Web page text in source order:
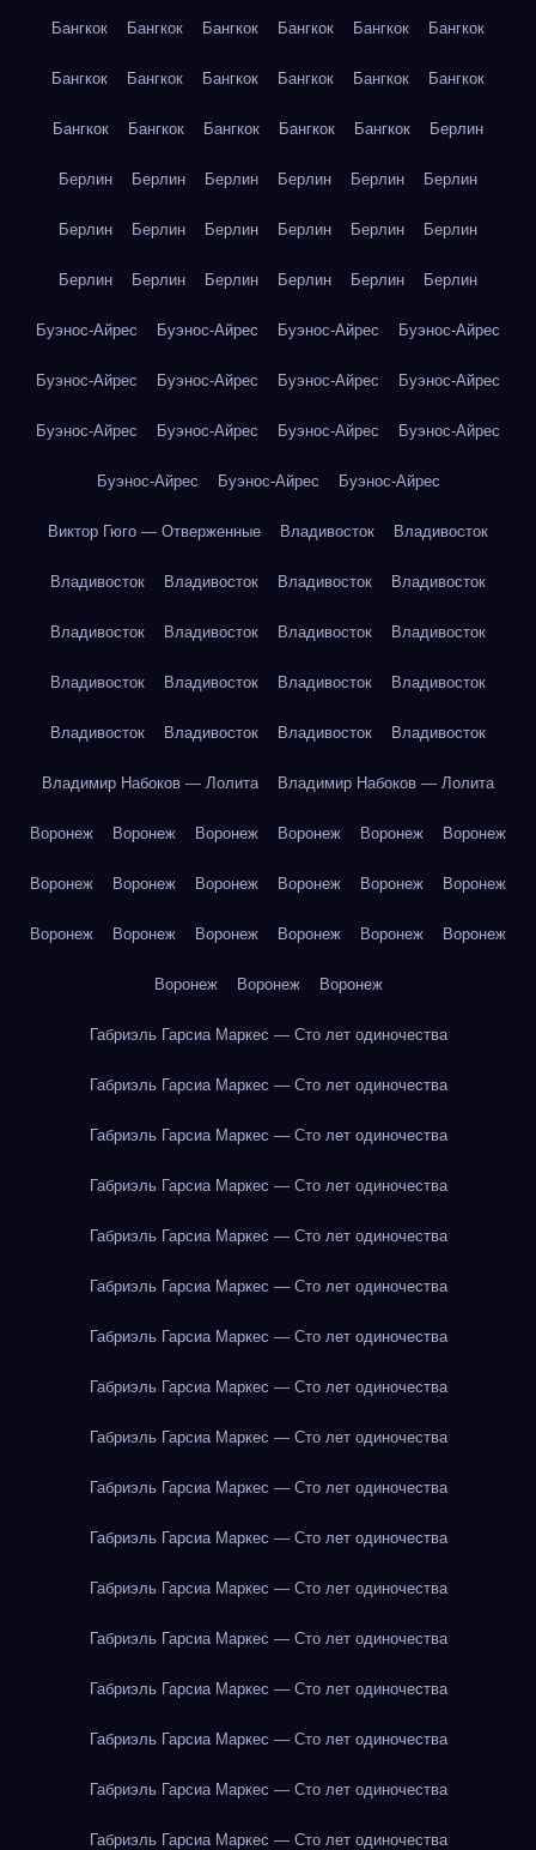
Бангкок Бангкок Бангкок Бангкок Бангкок Бангкок
Бангкок Бангкок Бангкок Бангкок Бангкок Бангкок
Бангкок Бангкок Бангкок Бангкок Бангкок Берлин
Берлин Берлин Берлин Берлин Берлин Берлин
Берлин Берлин Берлин Берлин Берлин Берлин
Берлин Берлин Берлин Берлин Берлин Берлин
Буэнос-Айрес Буэнос-Айрес Буэнос-Айрес Буэнос-Айрес
Буэнос-Айрес Буэнос-Айрес Буэнос-Айрес Буэнос-Айрес
Буэнос-Айрес Буэнос-Айрес Буэнос-Айрес Буэнос-Айрес
Буэнос-Айрес Буэнос-Айрес Буэнос-Айрес
Виктор Гюго — Отверженные Владивосток Владивосток
Владивосток Владивосток Владивосток Владивосток
Владивосток Владивосток Владивосток Владивосток
Владивосток Владивосток Владивосток Владивосток
Владивосток Владивосток Владивосток Владивосток
Владимир Набоков — Лолита Владимир Набоков — Лолита
Воронеж Воронеж Воронеж Воронеж Воронеж Воронеж
Воронеж Воронеж Воронеж Воронеж Воронеж Воронеж
Воронеж Воронеж Воронеж Воронеж Воронеж Воронеж
Воронеж Воронеж Воронеж
Габриэль Гарсиа Маркес — Сто лет одиночества
Габриэль Гарсиа Маркес — Сто лет одиночества
Габриэль Гарсиа Маркес — Сто лет одиночества
Габриэль Гарсиа Маркес — Сто лет одиночества
Габриэль Гарсиа Маркес — Сто лет одиночества
Габриэль Гарсиа Маркес — Сто лет одиночества
Габриэль Гарсиа Маркес — Сто лет одиночества
Габриэль Гарсиа Маркес — Сто лет одиночества
Габриэль Гарсиа Маркес — Сто лет одиночества
Габриэль Гарсиа Маркес — Сто лет одиночества
Габриэль Гарсиа Маркес — Сто лет одиночества
Габриэль Гарсиа Маркес — Сто лет одиночества
Габриэль Гарсиа Маркес — Сто лет одиночества
Габриэль Гарсиа Маркес — Сто лет одиночества
Габриэль Гарсиа Маркес — Сто лет одиночества
Габриэль Гарсиа Маркес — Сто лет одиночества
Габриэль Гарсиа Маркес — Сто лет одиночества